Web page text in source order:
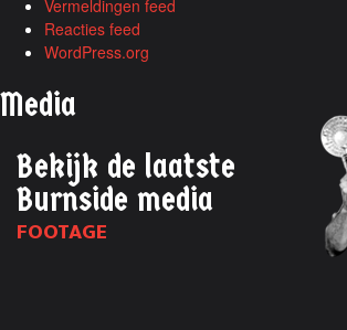
Vermeldingen feed
Reacties feed
WordPress.org
Media
Bekijk de laatste
Burnside media
FOOTAGE